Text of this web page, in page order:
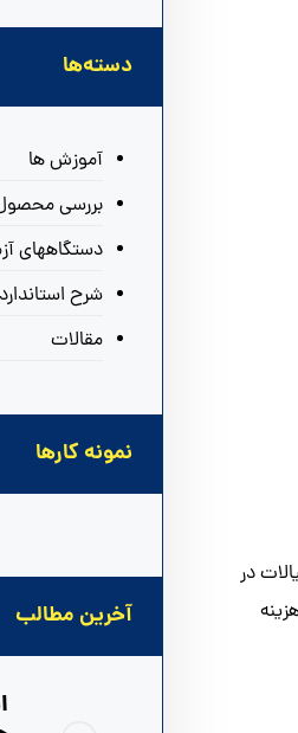
در
دسته‌ها
آموزش ها
بررسی
دستگاههای
شرح استاندارد ASTM
مقالات
نمونه کارها
آخرین مطالب